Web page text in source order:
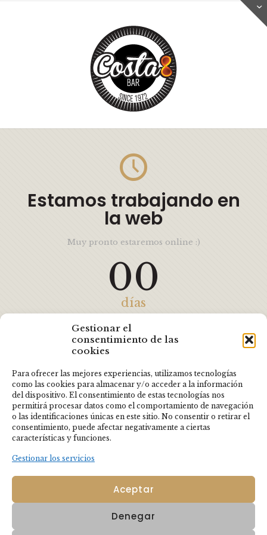
Gestionar el
consentimiento de las
cookies
Para ofrecer las mejores experiencias, utilizamos tecnologías
como las cookies para almacenar y/o acceder a la información
del dispositivo. El consentimiento de estas tecnologías nos
permitirá procesar datos como el comportamiento de navegación
o las identificaciones únicas en este sitio. No consentir o retirar el
consentimiento, puede afectar negativamente a ciertas
características y funciones.
Gestionar los servicios
Aceptar
Denegar
Estamos trabajando en
la web
Muy pronto estaremos online :)
00
días
00
00
minutos
00
segundos